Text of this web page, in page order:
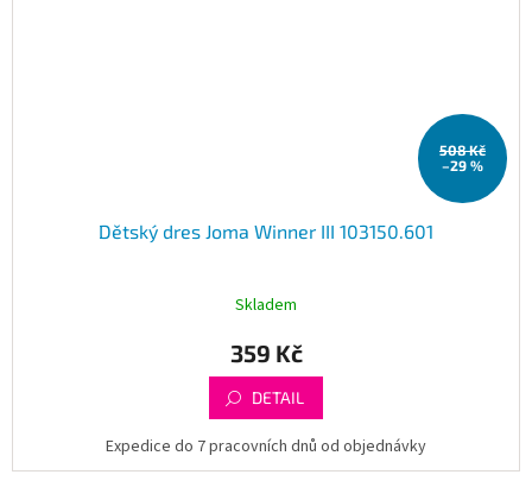
508 Kč
–29 %
Dětský dres Joma Winner III 103150.601
Skladem
359 Kč
DETAIL
Expedice do 7 pracovních dnů od objednávky